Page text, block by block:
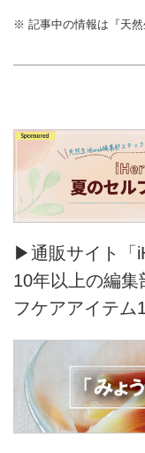
※ 記事中の情報は『天
▶通販サイト「
10年以上の編
フケアアイテム